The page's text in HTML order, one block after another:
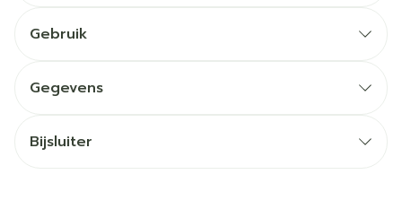
Gebruik
Gegevens
Bijsluiter